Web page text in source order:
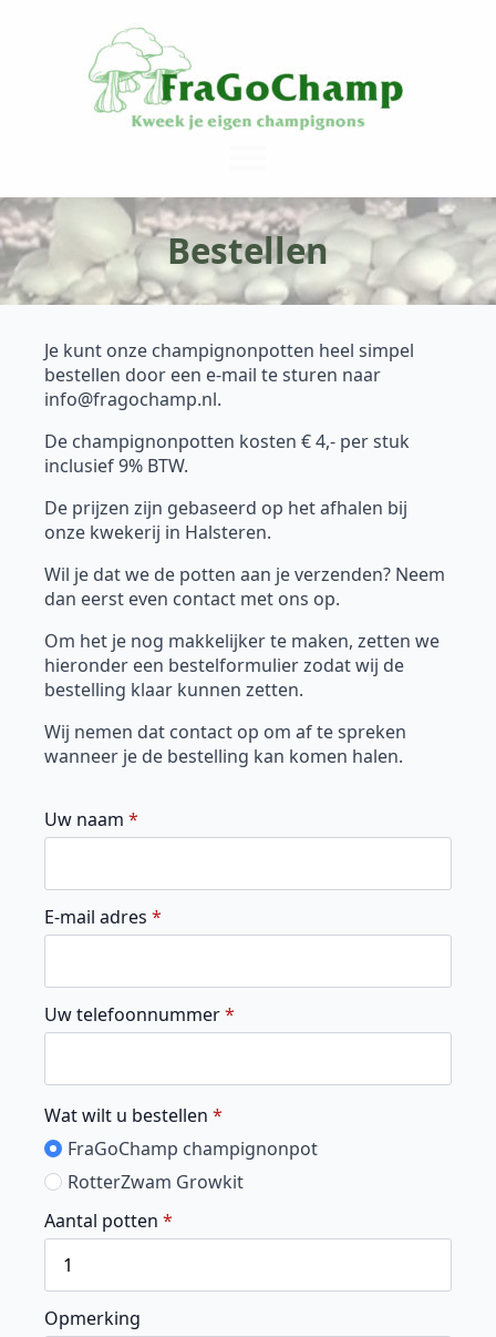
Bestellen
Je kunt onze champignonpotten heel simpel
bestellen door een e-mail te sturen naar
info@fragochamp.nl.
De champignonpotten kosten € 4,- per stuk
inclusief 9% BTW.
De prijzen zijn gebaseerd op het afhalen bij
onze kwekerij in Halsteren.
Wil je dat we de potten aan je verzenden? Neem
dan eerst even contact met ons op.
Om het je nog makkelijker te maken, zetten we
hieronder een bestelformulier zodat wij de
bestelling klaar kunnen zetten.
Wij nemen dat contact op om af te spreken
wanneer je de bestelling kan komen halen.
Uw naam *
E-mail adres *
Uw telefoonnummer*
Wat wilt u bestellen *
FraGoChamp champignonpot
RotterZwam Growkit
Aantal potten *
Opmerking